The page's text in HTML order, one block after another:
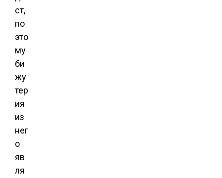
ст,
по
это
му
би
жу
тер
ия
из
нег
о
яв
ля